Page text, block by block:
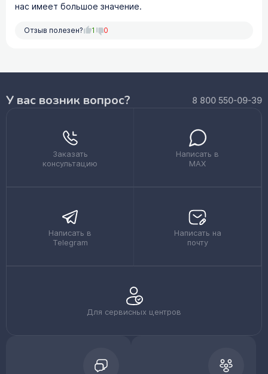
нас имеет большое значение.
Отзыв полезен? 1 0
У вас возник вопрос? 8 800 550-09-39
Заказать
консультацию
Написать в
MAX
Написать в
Telegram
Написать на
почту
Для сервисных центров